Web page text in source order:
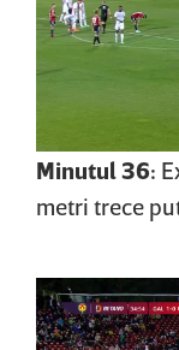
Minutul 36:
metri trece